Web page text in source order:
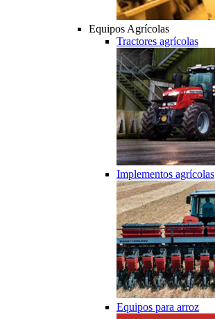
Equipos Agrícolas
Tractores agrícolas
Implementos agrícolas
Equipos para arroz